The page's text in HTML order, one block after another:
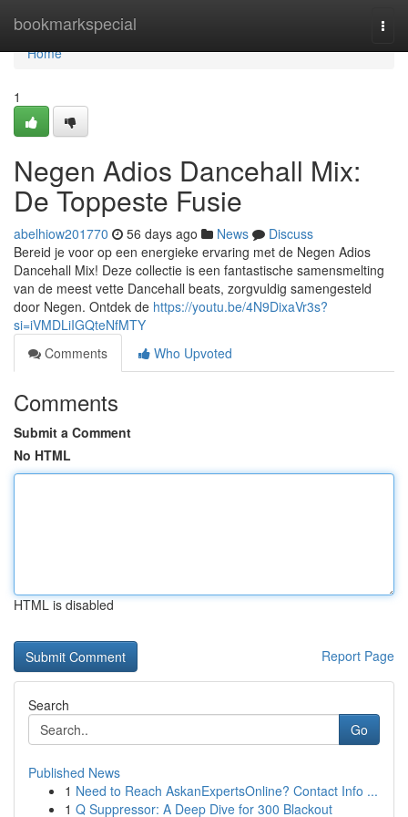
bookmarkspecial
Home
Home
1
Negen Adios Dancehall Mix:
De Toppeste Fusie
abelhiow201770 56 days ago News
Discuss
Bereid je voor op een energieke ervaring met de Negen Adios
Dancehall Mix! Deze collectie is een fantastische samensmelting
van de meest vette Dancehall beats, zorgvuldig samengesteld
door Negen. Ontdek de https://youtu.be/4N9DixaVr3s?
si=iVMDLiIGQteNfMTY
Comments
Who Upvoted
Comments
Submit a Comment
No HTML
HTML is disabled
Report Page
Search
Go
Published News
1 Need to Reach AskanExpertsOnline? Contact Info ...
1 Q Suppressor: A Deep Dive for 300 Blackout